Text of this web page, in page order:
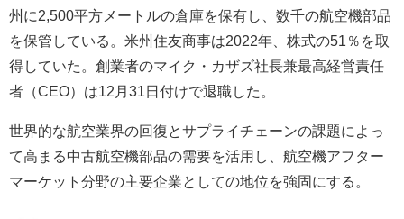
州に2,500平方メートルの倉庫を保有し、数千の航空機部品
を保管している。米州住友商事は2022年、株式の51％を取
得していた。創業者のマイク・カザズ社長兼最高経営責任
者（CEO）は12月31日付けで退職した。
世界的な航空業界の回復とサプライチェーンの課題によっ
て高まる中古航空機部品の需要を活用し、航空機アフター
マーケット分野の主要企業としての地位を強固にする。